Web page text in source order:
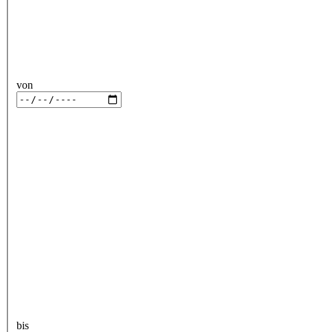
von
bis